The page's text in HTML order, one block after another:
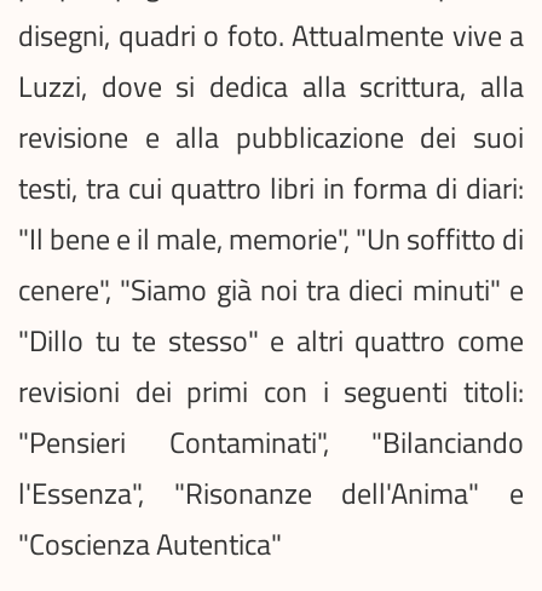
disegni, quadri o foto. Attualmente vive a
Luzzi, dove si dedica alla scrittura, alla
revisione e alla pubblicazione dei suoi
testi, tra cui quattro libri in forma di diari:
"Il bene e il male, memorie", "Un soffitto di
cenere", "Siamo già noi tra dieci minuti" e
"Dillo tu te stesso" e altri quattro come
revisioni dei primi con i seguenti titoli:
"Pensieri Contaminati", "Bilanciando
l'Essenza", "Risonanze dell'Anima" e
"Coscienza Autentica"